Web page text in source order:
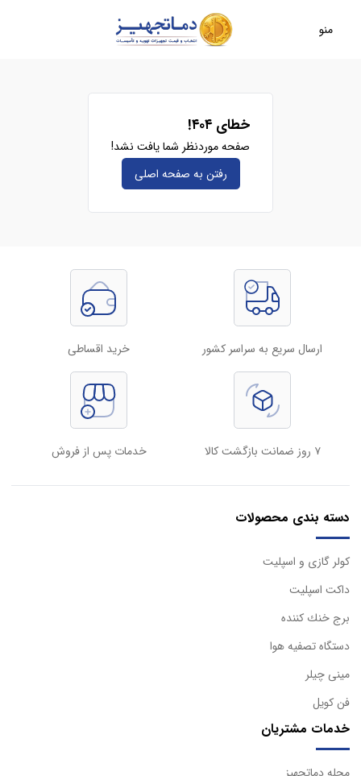
منو
خطای ۴۰۴!
صفحه موردنظر شما یافت نشد!
رفتن به صفحه‌ اصلی
ارسال سریع به سراسر کشور خرید اقساطی
۷ روز ضمانت بازگشت کالا خدمات پس از فروش
دسته بندی محصولات
كولر گازی و اسپليت
داكت اسپليت
برج خنك كننده
دستگاه تصفيه هوا
مینی چیلر
فن کویل
خدمات مشتریان